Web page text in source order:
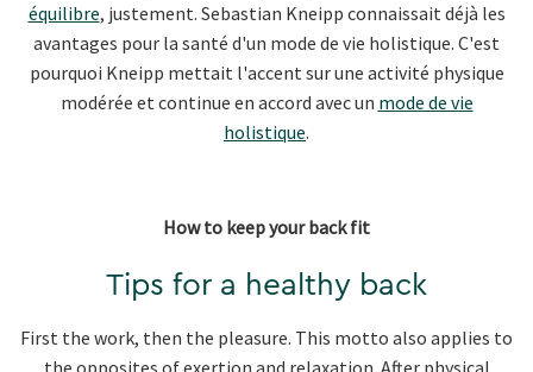
équilibre, justement. Sebastian Kneipp connaissait déjà les
avantages pour la santé d'un mode de vie holistique. C'est
pourquoi Kneipp mettait l'accent sur une activité physique
modérée et continue en accord avec un mode de vie
holistique.
How to keep your back fit
Tips for a healthy back
First the work, then the pleasure. This motto also applies to